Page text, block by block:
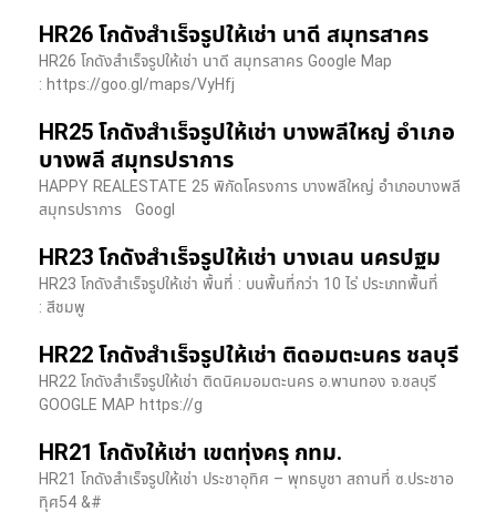
HR26 โกดังสำเร็จรูปให้เช่า นาดี สมุทรสาคร
HR26 โกดังสำเร็จรูปให้เช่า นาดี สมุทรสาคร Google Map
: https://goo.gl/maps/VyHfj
HR25 โกดังสำเร็จรูปให้เช่า บางพลีใหญ่ อำเภอ
บางพลี สมุทรปราการ
HAPPY REALESTATE 25 พิกัดโครงการ บางพลีใหญ่ อำเภอบางพลี
สมุทรปราการ Googl
HR23 โกดังสำเร็จรูปให้เช่า บางเลน นครปฐม
HR23 โกดังสำเร็จรูปให้เช่า พื้นที่ : บนพื้นที่กว่า 10 ไร่ ประเภทพื้นที่
: สีชมพู
HR22 โกดังสำเร็จรูปให้เช่า ติดอมตะนคร ชลบุรี
HR22 โกดังสำเร็จรูปให้เช่า ติดนิคมอมตะนคร อ.พานทอง จ.ชลบุรี
GOOGLE MAP https://g
HR21 โกดังให้เช่า เขตทุ่งครุ กทม.
HR21 โกดังสำเร็จรูปให้เช่า ประชาอุทิศ – พุทธบูชา สถานที่ ซ.ประชาอ
ทุิศ54 &#